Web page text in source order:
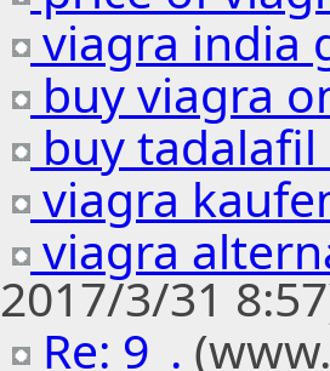
viagra india
buy viagra
buy tadalafil
viagra
viagra
2017/3/31
Re: 9_.